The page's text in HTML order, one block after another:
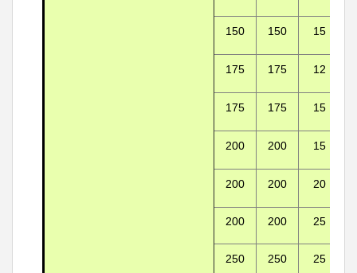
150 150 15
175 175 12
175 175 15
200 200 15
200 200 20
200 200 25
250 250 25